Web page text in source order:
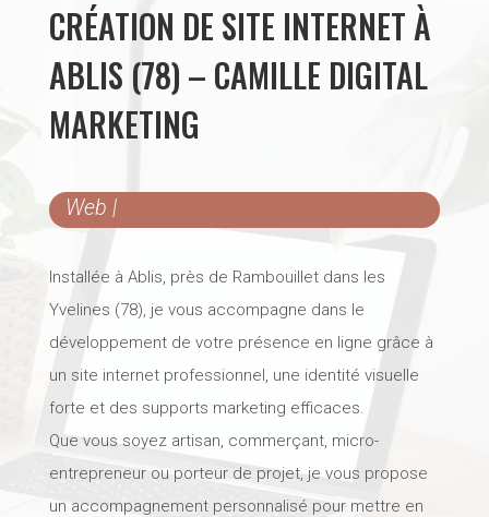
CRÉATION DE SITE INTERNET À
ABLIS (78) – CAMILLE DIGITAL
MARKETING
Web desig
Installée à Ablis, près de Rambouillet dans les
Yvelines (78), je vous accompagne dans le
développement de votre présence en ligne grâce à
un site internet professionnel, une identité visuelle
forte et des supports marketing efficaces.
Que vous soyez artisan, commerçant, micro-
entrepreneur ou porteur de projet, je vous propose
un accompagnement personnalisé pour mettre en